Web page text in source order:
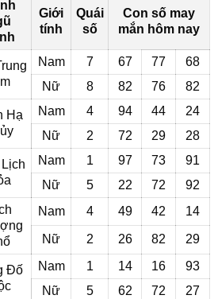
Giới
tính
Quái
số
Con số may
mắn hôm nay
Nam 7 67 77
68
Nữ
8 82 76 82
Hạ
Nam 4 94 44
24
Nữ
2 72 29 28
Nam 1 97 73
91
Nữ
5 22 72 92
Nam 4 49 42 14
Nữ 2 26 82 29
Đố
Nam 1 14 16
93
Nữ
5 62 72
27